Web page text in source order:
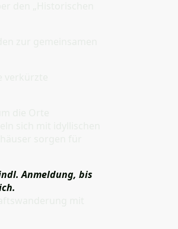
Anmeldung, bis